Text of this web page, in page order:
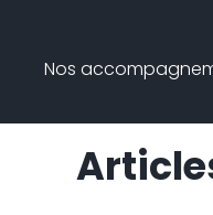
Nos
Blog
sidebar